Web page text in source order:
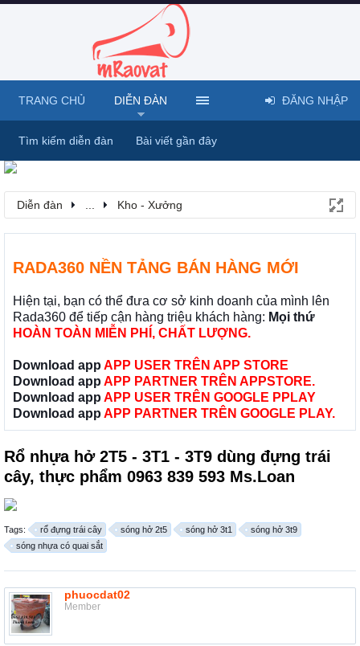
Diễn đàn Kho - Xưởng
RADA360 NỀN TẢNG BÁN HÀNG MỚI
Hiện tại, bạn có thể đưa cơ sở kinh doanh của mình lên
Rada360 để tiếp cận hàng triệu khách hàng: Mọi thứ
HOÀN TOÀN MIỄN PHÍ, CHẤT LƯỢNG.
Download app APP USER TRÊN APP STORE
Download app APP PARTNER TRÊN APPSTORE.
Download app APP USER TRÊN GOOGLE PPLAY
Download app APP PARTNER TRÊN GOOGLE PLAY.
Rổ nhựa hở 2T5 - 3T1 - 3T9 dùng đựng trái
cây, thực phẩm 0963 839 593 Ms.Loan
Tags: rổ đựng trái cây sóng hở 2t5 sóng hở 3t1
sóng hở 3t9
sóng nhựa có quai sắt
phuocdat02
Member
TRANG CHỦ DIỄN ĐÀN
Tìm kiếm diễn đàn Bài viết gần đây
ĐĂNG NHẬP